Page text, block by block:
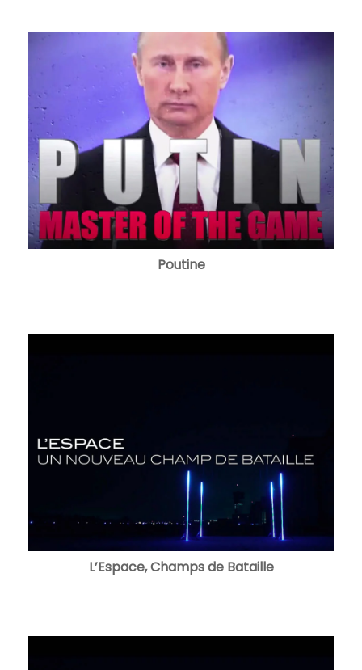
Poutine
L’Espace, Champs de Bataille